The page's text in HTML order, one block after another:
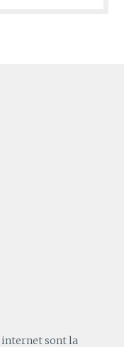
internet sont la